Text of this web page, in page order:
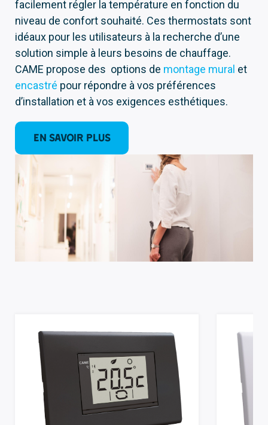
facilement régler la température en fonction du
niveau de confort souhaité. Ces thermostats sont
idéaux pour les utilisateurs à la recherche d’une
solution simple à leurs besoins de chauffage.
CAME propose des options de montage mural et
encastré pour répondre à vos préférences
d’installation et à vos exigences esthétiques.
EN SAVOIR PLUS